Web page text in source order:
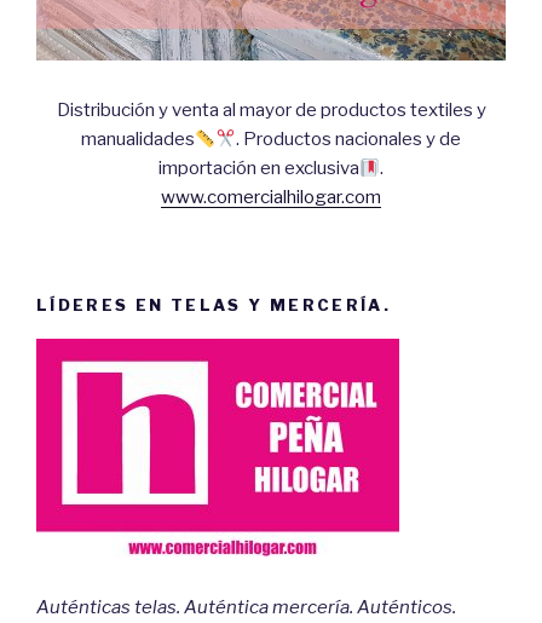
Distribución y venta al mayor de productos textiles y
manualidades
. Productos nacionales y de
importación en exclusiva
.
www.comercialhilogar.com
LÍDERES EN TELAS Y MERCERÍA.
Auténticas telas. Auténtica mercería. Auténticos.